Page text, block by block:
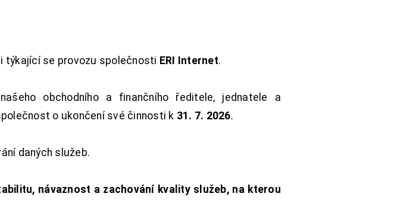
týkající se provozu společnosti ERI Internet.
obchodního a finančního ředitele, jednatele a
o ukončení své činnosti k 31. 7. 2026.
daných služeb.
návaznost a zachování kvality služeb, na kterou